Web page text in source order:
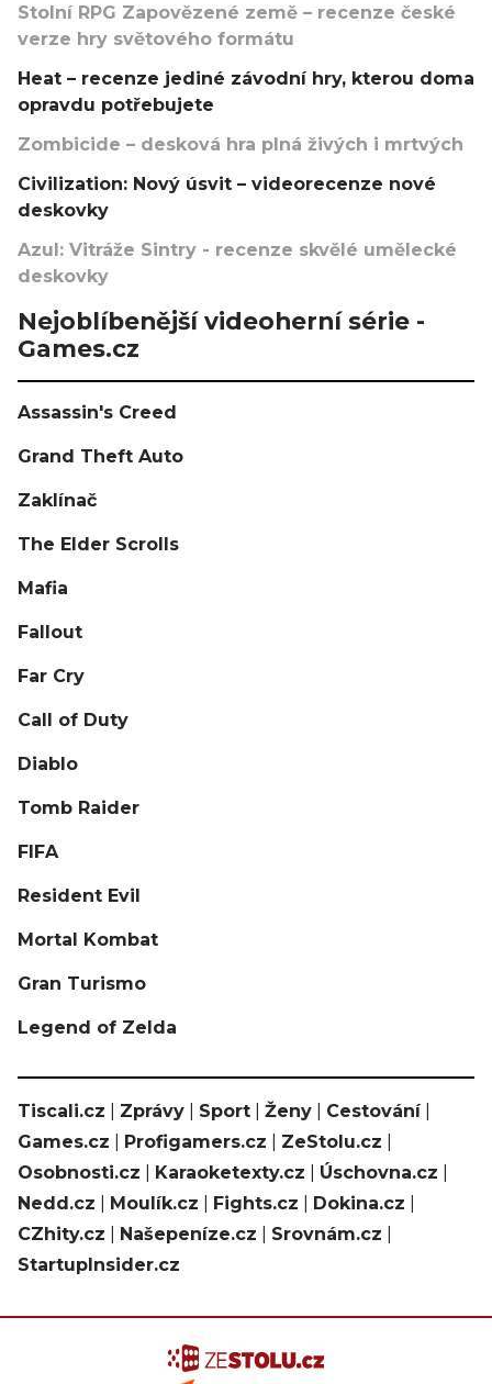
Stolní RPG Zapovězené země – recenze české
verze hry světového formátu
Heat – recenze jediné závodní hry, kterou doma
opravdu potřebujete
Zombicide – desková hra plná živých i mrtvých
Civilization: Nový úsvit – videorecenze nové
deskovky
Azul: Vitráže Sintry - recenze skvělé umělecké
deskovky
Nejoblíbenější videoherní série -
Games.cz
Assassin's Creed
Grand Theft Auto
Zaklínač
The Elder Scrolls
Mafia
Fallout
Far Cry
Call of Duty
Diablo
Tomb Raider
FIFA
Resident Evil
Mortal Kombat
Gran Turismo
Legend of Zelda
Tiscali.cz Zprávy Sport Ženy Cestování|
Games.cz
Profigamers.cz ZeStolu.cz
Osobnosti.cz
Karaoketexty.cz Úschovna.cz
Nedd.cz
Moulík.cz Fights.cz Dokina.cz
CZhity.cz
Našepeníze.cz Srovnám.cz
StartupInsider.cz